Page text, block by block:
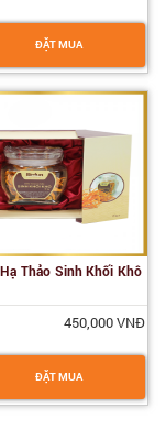
ĐẶT MUA
Thảo Sinh Khối Khô
450,000 VNĐ
ĐẶT MUA